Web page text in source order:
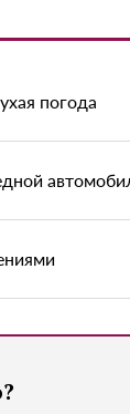
погода